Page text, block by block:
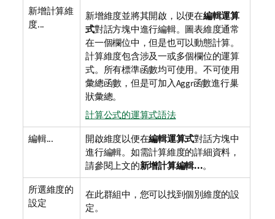
新增計算維
度...
新增維度並將其開啟，以便在編輯運算
式對話方塊中進行編輯。圖表維度通常
在一個欄位中，但是也可以動態計算。
計算維度包含涉及一或多個欄位的運算
式。所有標準函數均可使用。不可使用
彙總函數，但是可加入Aggr函數進行巢
狀彙總。
計算公式的運算式語法
編輯... 開啟維度以便在編輯運算式對話方塊中
進行編輯。如需計算維度的詳細資料，
請參閱上文的新增計算編輯...。
所選維度的
設定
在此群組中，您可以找到個別維度的設
定。